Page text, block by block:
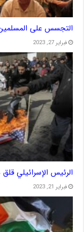
التجسس على
فبراير 27, 2023
الرئيس الإسرائيلي
فبراير 21, 2023